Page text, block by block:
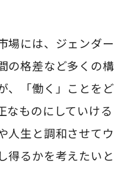
場には、ジェンダー
の格差など多くの構
、「働く」ことをど
なものにしていける
人生と調和させてウ
得るかを考えたいと